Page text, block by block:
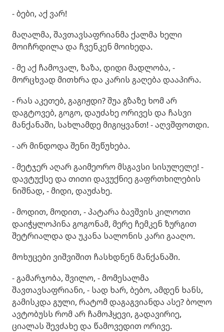
- ბები, აქ ვარ!
მაღალმა, შავთავსაფრიანმა ქალმა ხელი
მოიჩრდილა და ჩვენკენ მოიხედა.
- მე აქ ჩამოვალ, ზაზა, დიდი მადლობა, -
მორცხვად მითხრა და კარის გაღება დააპირა.
- რას აკეთებ, გაგიჟდი? შუა გზაზე ხომ არ
დაგტოვებ, გოგო, დაუძახე ორივეს და ჩასვი
მანქანაში, სახლამდე მიგიყვანთ! - აღვშფოთდი.
- არ მინდოდა შენი შეწუხება.
- მეტჯერ აღარ გაიმეორო მსგავსი სისულელე! -
დავტუქსე და თითი დავუქნიე გაფრთხილების
ნიშნად, - მიდი, დაუძახე.
- მოდით, მოდით, - პატარა ბავშვის კილოთი
დაიჭყლოპინა გოგონამ, მერე ჩემკენ ზურგით
შეტრიალდა და უკანა სალონის კარი გააღო.
მოხუცები ვიშვიშით ჩასხდნენ მანქანაში.
- გამარჯობა, შვილო, - მომესალმა
შავთავსაფრიანი, - სად ხარ, ბებო, ამდენ ხანს,
გამისკდა გული, რატომ დაგაგვიანდა ასე? ბოლო
ავტობუსს რომ არ ჩამოჰყევი, გადავირიე,
ციალას შევძახე და წამოვედით ორივე.